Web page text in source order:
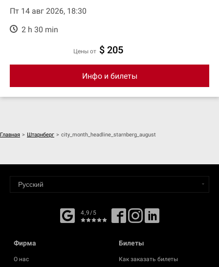
Пт 14 авг 2026, 18:30
2 h 30 min
цены от $ 205
Инфо и билеты
Главная > Штарнберг > city_month_headline_starnberg_august
4,9/5
Фирма
О нас
Билеты
Как заказать билеты